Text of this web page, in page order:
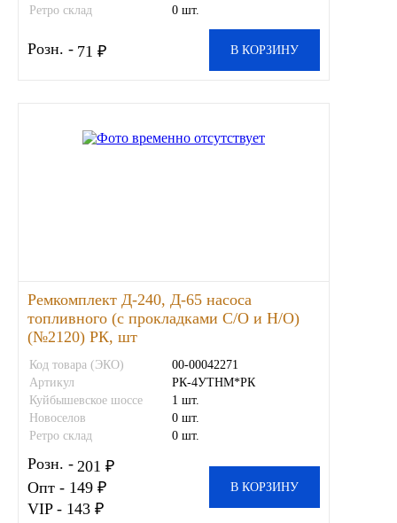
Ретро склад
0 шт.
Розн. - 71 ₽ В КОРЗИНУ
Ремкомплект Д-240, Д-65 насоса
топливного (с прокладками С/О и Н/О)
(№2120) РК, шт
Код товара (ЭКО)
00-00042271
Артикул
РК-4УТНМ*РК
Куйбышевское шоссе
1 шт.
Новоселов
0 шт.
Ретро склад
0 шт.
Розн. - 201 ₽
Опт - 149 ₽
VIP - 143 ₽
В КОРЗИНУ